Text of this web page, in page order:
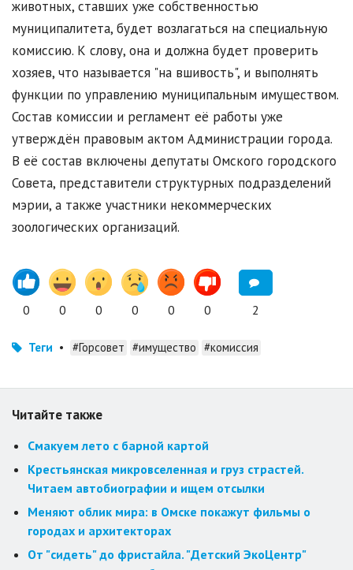
животных, ставших уже собственностью
муниципалитета, будет возлагаться на специальную
комиссию. К слову, она и должна будет проверить
хозяев, что называется "на вшивость", и выполнять
функции по управлению муниципальным имуществом.
Состав комиссии и регламент её работы уже
утверждён правовым актом Администрации города.
В её состав включены депутаты Омского городского
Совета, представители структурных подразделений
мэрии, а также участники некоммерческих
зоологических организаций.
0 0 0 0 0 0 2
Теги • #Горсовет #имущество #комиссия
Читайте также
Смакуем лето с барной картой
Крестьянская микровселенная и груз страстей.
Читаем автобиографии и ищем отсылки
Меняют облик мира: в Омске покажут фильмы о
городах и архитекторах
От "сидеть" до фристайла. "Детский ЭкоЦентр"